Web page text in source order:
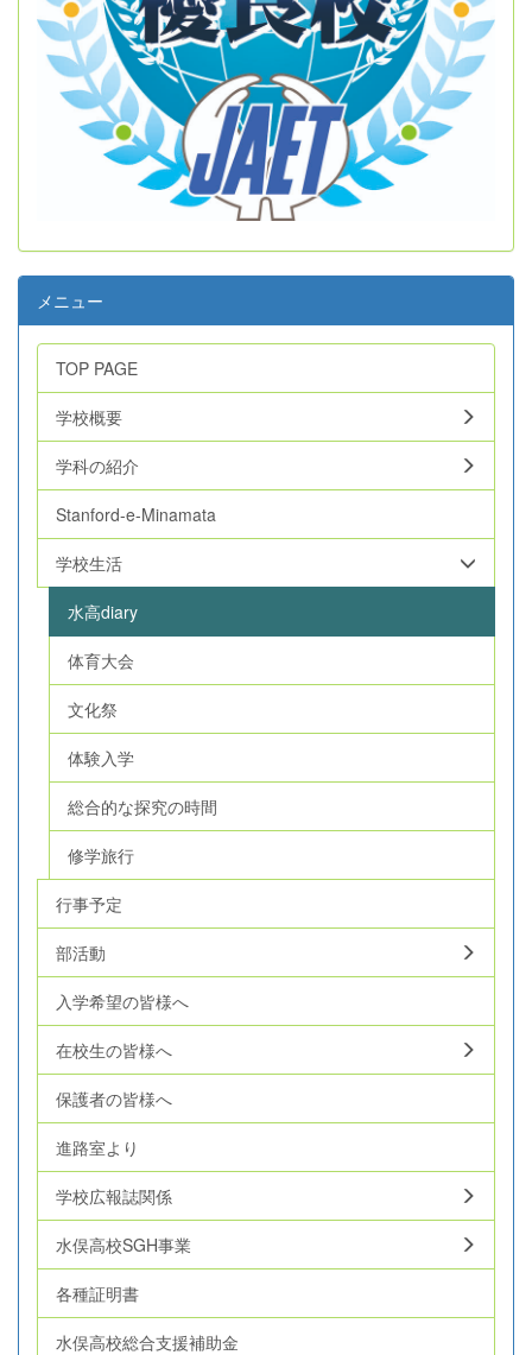
メニュー
TOP PAGE
学校概要
学科の紹介
Stanford-e-Minamata
学校生活
水高diary
体育大会
文化祭
体験入学
総合的な探究の時間
修学旅行
行事予定
部活動
入学希望の皆様へ
在校生の皆様へ
保護者の皆様へ
進路室より
学校広報誌関係
水俣高校SGH事業
各種証明書
水俣高校総合支援補助金